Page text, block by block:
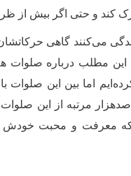
کند و حتی اگر بیش از
می‌‌کنند گاهی
مطلب درباره صلوات
اما بین این صلوات
مرتبه از این
که معرفت و محبت خودش